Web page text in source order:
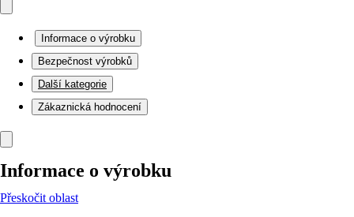
Informace o výrobku
Bezpečnost výrobků
Další kategorie
Zákaznická hodnocení
Informace o výrobku
Přeskočit oblast